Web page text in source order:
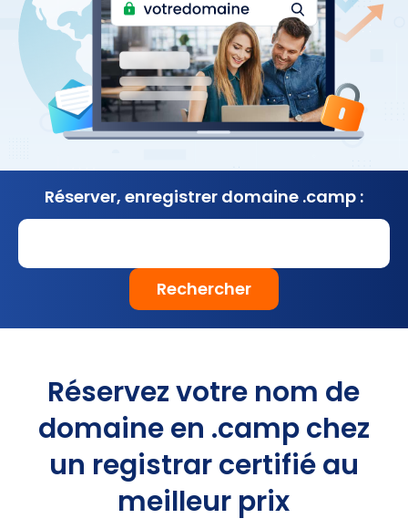
Réserver, enregistrer domaine .camp :
Rechercher
Réservez votre nom de
domaine en .camp chez
un registrar certifié au
meilleur prix